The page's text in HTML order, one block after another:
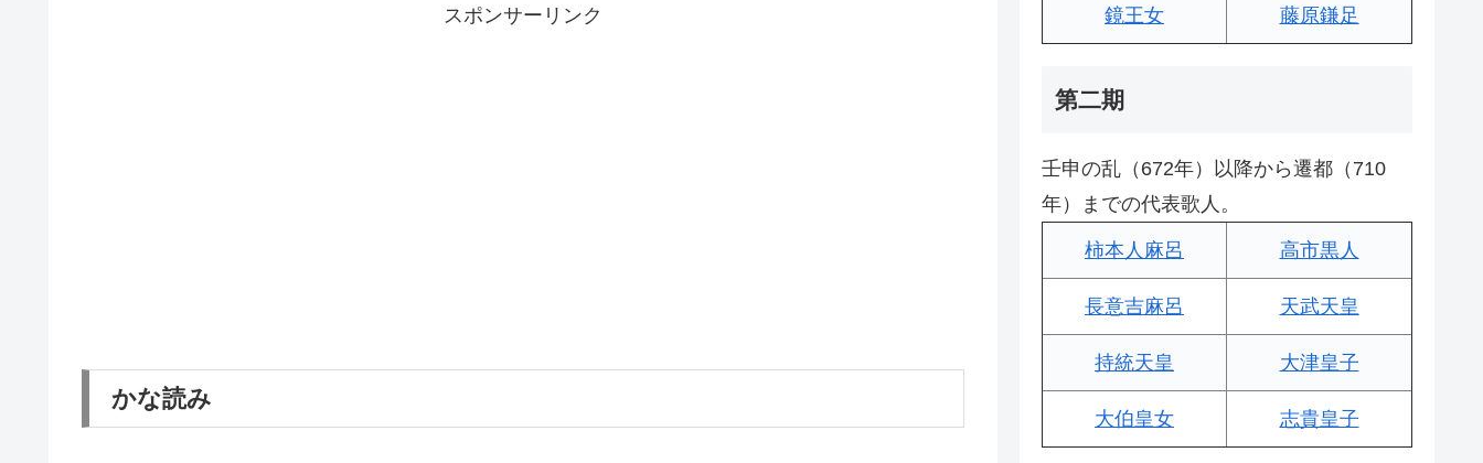
スポンサーリンク
かな読み
鏡王女 藤原鎌足
第二期
壬申の乱（672年）以降から遷都（710
年）までの代表歌人。
柿本人麻呂 高市黒人
長意吉麻呂 天武天皇
持統天皇 大津皇子
大伯皇女 志貴皇子